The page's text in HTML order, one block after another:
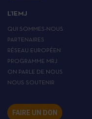
L’IEMJ
QUI SOMMES-NOUS
PARTENAIRES
RÉSEAU EUROPÉEN
PROGRAMME MRJ
ON PARLE DE NOUS
NOUS SOUTENIR
FAIRE UN DON